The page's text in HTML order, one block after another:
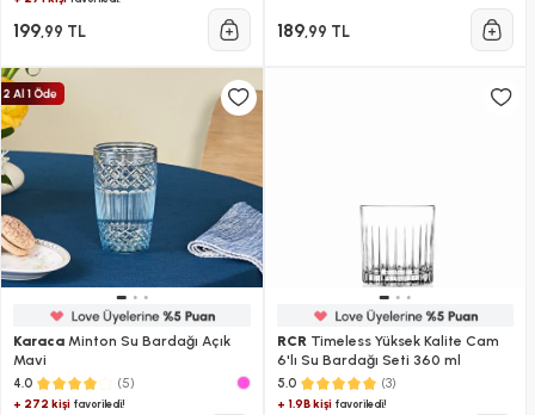
199,99 TL 189,99 TL
Karaca Minton Su Bardağı Açık
Mavi
4.0 (5)
+ 272 kişi favoriledi!
RCRTimeless Yüksek Kalite Cam
6'lı Su Bardağı Seti 360 ml
5.0 (3)
+ 1.9B kişifavoriledi!